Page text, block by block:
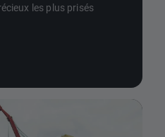
les plus prisés